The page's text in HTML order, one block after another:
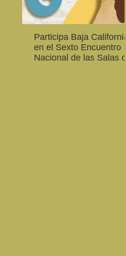
Participa Baja California
en el Sexto Encuentro
Nacional de las Salas de